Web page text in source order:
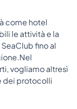
come hotel
le attività e la
fino al
vogliamo altresì
dei protocolli